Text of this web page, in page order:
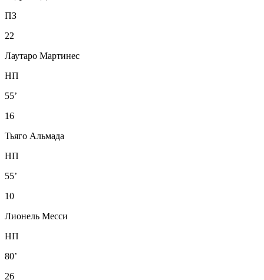
ПЗ
22
Лаутаро Мартинес
НП
55’
16
Тьяго Альмада
НП
55’
10
Лионель Месси
НП
80’
26